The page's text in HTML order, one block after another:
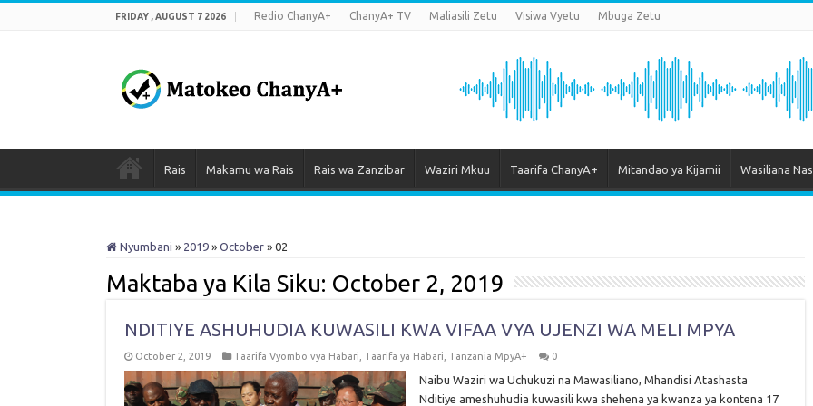
FRIDAY , AUGUST 7 2026 Redio ChanyA+ ChanyA+ TV Maliasili Zetu Visiwa Vyetu Mbuga Zetu
Rais Makamu wa Rais Rais wa Zanzibar Waziri Mkuu Taarifa ChanyA+ Mitandao ya Kijamii Wasiliana
Nyumbani » 2019 » October » 02
Maktaba ya Kila Siku: October 2, 2019
NDITIYE ASHUHUDIA KUWASILI KWA VIFAA VYA UJENZI WA MELI MPYA
October 2, 2019 Taarifa Vyombo vya Habari Taarifa ya Habari Tanzania MpyA+ 0
Naibu Waziri wa Uchukuzi na Mawasiliano, Mhandisi Atashasta
Nditiye ameshuhudia kuwasili kwa shehena ya kwanza ya kontena 17